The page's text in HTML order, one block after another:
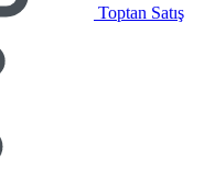
Toptan Satış